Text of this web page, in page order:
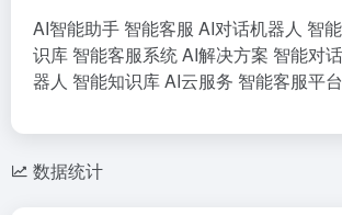
AI智能助手 智能客服 AI对话机器人 智
识库 智能客服系统AI解决方案 智能对
器人 智能知识库AI云服务 智能客服平台
数据统计